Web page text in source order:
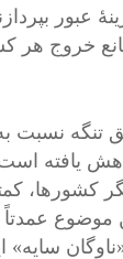
عبور
خروج هر
تنگه
برابر کاهش
کشورها،
عمدتاً
سایه»